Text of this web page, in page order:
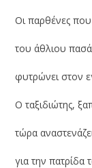
Οι παρθένες
του άθλιου
φυτρώνει στον
Ο ταξιδιώτης,
τώρα
για την πατρίδα